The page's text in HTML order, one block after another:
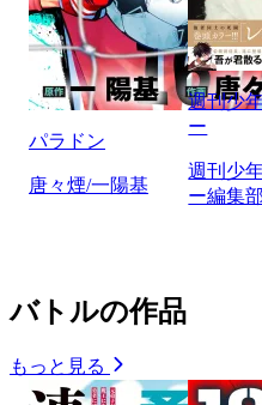
パラドン
唐々煙/一陽基
週刊少
ー
週刊少
ー編集部
バトルの作品
もっと見る